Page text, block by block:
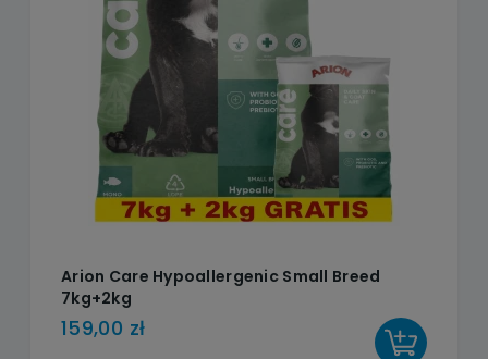
Arion Care Hypoallergenic Small Breed
7kg+2kg
159,00 zł